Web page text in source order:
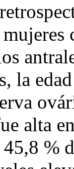
la
alta
%